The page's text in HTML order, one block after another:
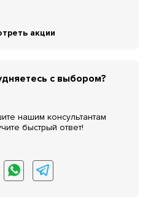
акции
с выбором?
нашим консультантам
быстрый ответ!